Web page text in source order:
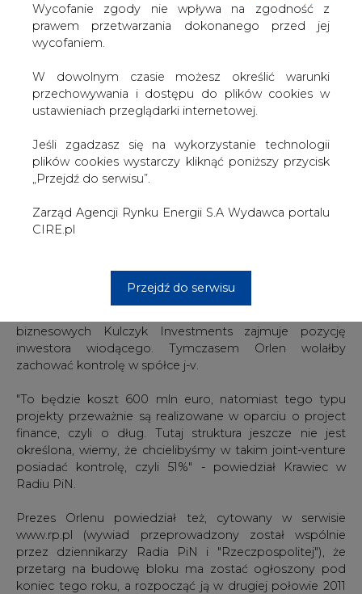
Wycofanie zgody nie wpływa na zgodność z
prawem przetwarzania dokonanego przed jej
wycofaniem.
W dowolnym czasie możesz określić warunki
przechowywania i dostępu do plików cookies w
ustawieniach przeglądarki internetowej.
Jeśli zgadzasz się na wykorzystanie technologii
plików cookies wystarczy kliknąć poniższy przycisk
„Przejdź do serwisu”.
Zarząd Agencji Rynku Energii S.A Wydawca portalu
CIRE.pl
Przejdź do serwisu
zapytania o zainteresowanie takim projektem,
przystąpieniem do joint-venture, w pierwszej kolejności
do potentatów zagranicznych, ale także do firm polskich"
Wyjaśnił, że polskie firmy energetyczne nie mają
bogatego doświadczenia w budowaniu elektrowni
nich.
"Wśród potencjalnych partnerów, do których skierujemy
Kulczyka" - powiedział Krawiec.
nie wyklucza współpracy z Orlenem, choć deklarację
złoży dopiero po poznaniu oferowanych warunków.
biznesowych Kulczyk Investments zajmuje pozycję
inwestora wiodącego. Tymczasem Orlen wolałby
zachować kontrolę w spółce j-v.
"To będzie koszt 600 mln euro, natomiast tego typu
projekty przeważnie są realizowane w oparciu o project
finance, czyli o dług. Tutaj struktura jeszcze nie jest
określona, wiemy, że chcielibyśmy w takim joint-venture
posiadać kontrolę, czyli 51%" - powiedział Krawiec w
Radiu PiN.
Prezes Orlenu powiedział też, cytowany w serwisie
www.rp.pl (wywiad przeprowadzony został wspólnie
przez dziennikarzy Radia PiN i "Rzeczpospolitej"), że
przetarg na budowę bloku ma zostać ogłoszony pod
koniec tego roku, a rozpocząć ją w drugiej połowie 2011